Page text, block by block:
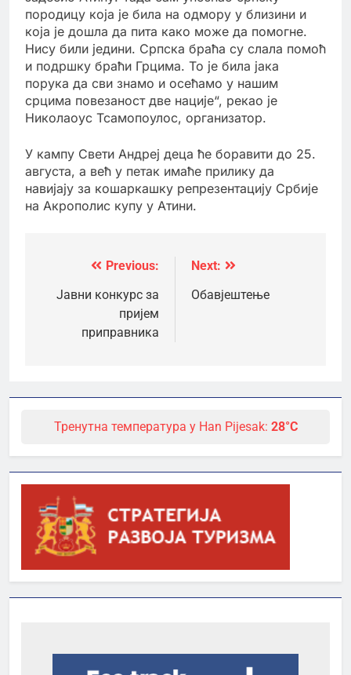
породицу која је била на одмору у близини и
која је дошла да пита како може да помогне.
Нису били једини. Српска браћа су слала помоћ
и подршку браћи Грцима. То је била јака
порука да сви знамо и осећамо у нашим
срцима повезаност две нације“, рекао је
Николаоус Тсамопоулос, организатор.
У кампу Свети Андреј деца ће боравити до 25.
августа, а већ у петак имаће прилику да
навијају за кошаркашку репрезентацију Србије
на Акрополис купу у Атини.
Кретање
чланка
Previous:
Јавни конкурс за
пријем
приправника
Next:
Обавјештење
Тренутна температура у Han Pijesak: 28°C